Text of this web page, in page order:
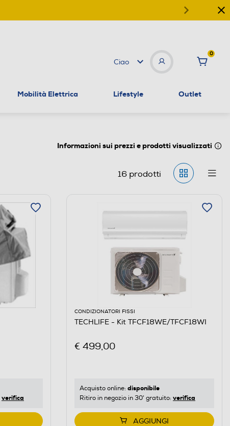
Ciao
0
Mobilità Elettrica Lifestyle Outlet
Informazioni sui prezzi e prodotti visualizzati
16prodotti
verifica
CONDIZIONATORI FISSI
TECHLIFE - Kit TFCF18WE/TFCF18WI
€ 499,00
Acquisto online: disponibile
Ritiro in negozio in 30' gratuito: verifica
AGGIUNGI